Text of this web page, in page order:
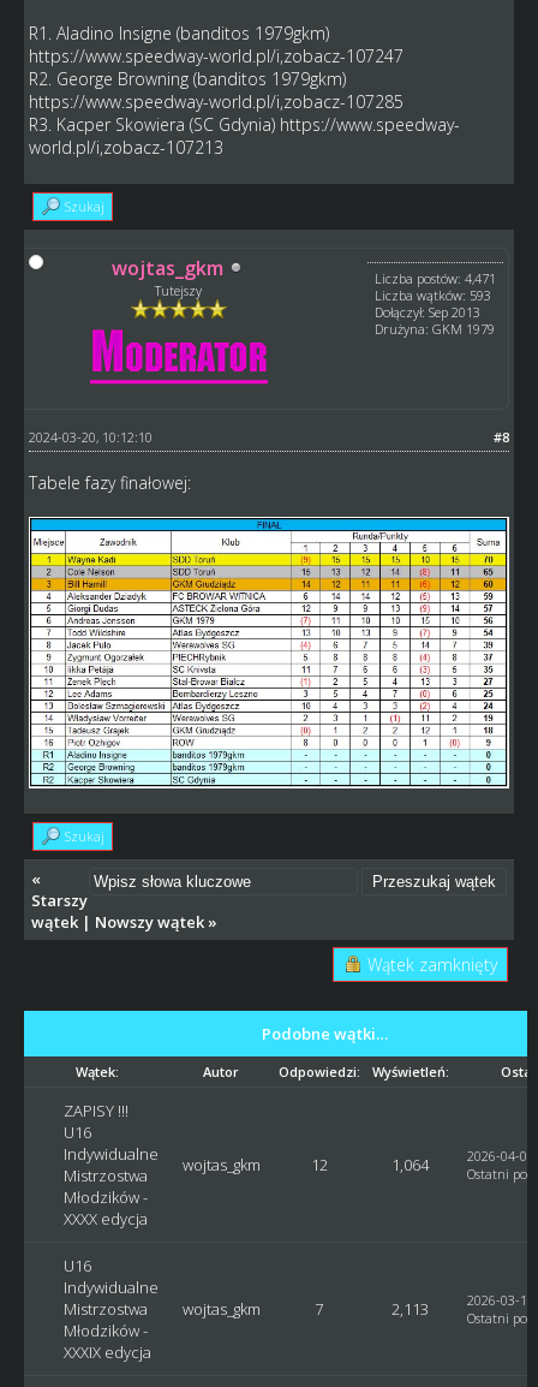
R1. Aladino Insigne (banditos 1979gkm)
https://www.speedway-world.pl/i,zobacz-107247
R2. George Browning (banditos 1979gkm)
https://www.speedway-world.pl/i,zobacz-107285
R3. Kacper Skowiera (SC Gdynia) https://www.speedway-
world.pl/i,zobacz-107213
Szukaj
wojtas_gkm
Tutejszy
Liczba postów: 4,471
Liczba wątków: 593
Dołączył: Sep 2013
Drużyna: GKM 1979
#8
2024-03-20, 10:12:10
Tabele fazy finałowej:
Szukaj
«
Starszy
wątek| Nowszy wątek»
Wątek zamknięty
Podobne wątki…
Wątek: Autor Odpowiedzi: Wyświetleń:
ZAPISY !!!
U16
Indywidualne
Mistrzostwa
Młodzików -
XXXX edycja
wojtas_gkm 12 1,064
2026-04-
Ostatni post
U16
Indywidualne
Mistrzostwa
Młodzików -
XXXIX edycja
wojtas_gkm 7 2,113
2026-03-
Ostatni post